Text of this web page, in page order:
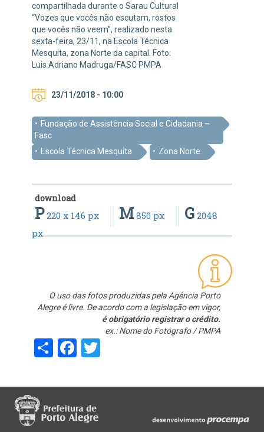
compartilhada durante o Sarau Cultural
“Vozes que vocês não escutam, rostos
que vocês não veem”, realizado nesta
sexta-feira, 23/11, na Escola Técnica
Mesquita, zona Norte da capital. Foto:
Luis Adriano Madruga/FASC PMPA
23/11/2018 - 10:00
Fundação de Assistência Social e Cidadania –
Fasc
Escola Técnica Mesquita
Zona Norte
download
P220 x 146 px M 850 px G 2048
px
O uso das fotos produzidas pela Agência Porto
Alegre é livre. De acordo com a legislação em vigor,
é obrigatório registrar o crédito.
ex.: Nome do Fotógrafo / PMPA
ShareFacebook